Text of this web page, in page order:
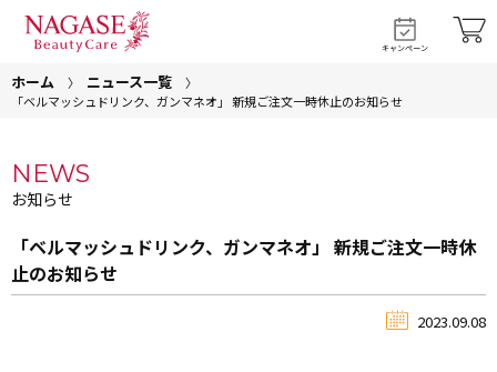
キャンペーン
ホーム ニュース一覧
「ベルマッシュドリンク、ガンマネオ」 新規ご注文一時休止のお知らせ
NEWS
お知らせ
「ベルマッシュドリンク、ガンマネオ」 新規ご注文一時休
止のお知らせ
2023.09.08